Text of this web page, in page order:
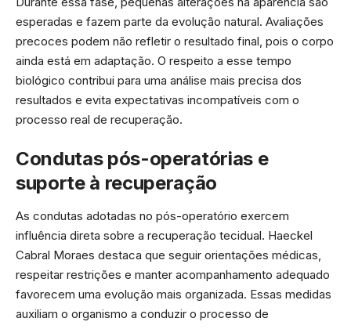
esperadas e fazem parte da evolução natural. Avaliações
precoces podem não refletir o resultado final, pois o corpo
ainda está em adaptação. O respeito a esse tempo
biológico contribui para uma análise mais precisa dos
resultados e evita expectativas incompatíveis com o
processo real de recuperação.
Condutas pós-operatórias e
suporte à recuperação
As condutas adotadas no pós-operatório exercem
influência direta sobre a recuperação tecidual. Haeckel
Cabral Moraes destaca que seguir orientações médicas,
respeitar restrições e manter acompanhamento adequado
favorecem uma evolução mais organizada. Essas medidas
auxiliam o organismo a conduzir o processo de